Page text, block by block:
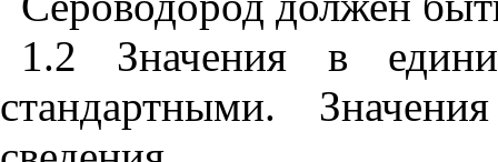
1.2 Значения в
стандартными.